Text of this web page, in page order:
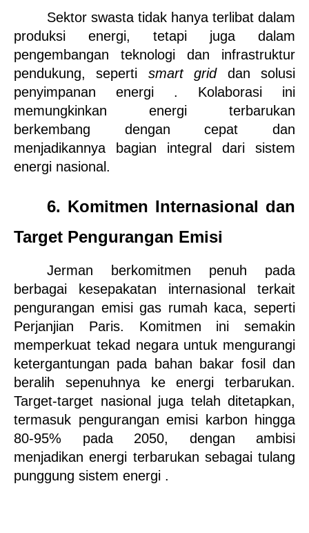
Sektor swasta tidak hanya terlibat dalam
produksi energi, tetapi juga dalam
pengembangan teknologi dan infrastruktur
pendukung, seperti smart grid dan solusi
penyimpanan energi . Kolaborasi ini
memungkinkan energi terbarukan
berkembang dengan cepat dan
menjadikannya bagian integral dari sistem
energi nasional.
6. Komitmen Internasional dan
Target Pengurangan Emisi
Jerman berkomitmen penuh pada
berbagai kesepakatan internasional terkait
pengurangan emisi gas rumah kaca, seperti
Perjanjian Paris. Komitmen ini semakin
memperkuat tekad negara untuk mengurangi
ketergantungan pada bahan bakar fosil dan
beralih sepenuhnya ke energi terbarukan.
Target-target nasional juga telah ditetapkan,
termasuk pengurangan emisi karbon hingga
80-95% pada 2050, dengan ambisi
menjadikan energi terbarukan sebagai tulang
punggung sistem energi .